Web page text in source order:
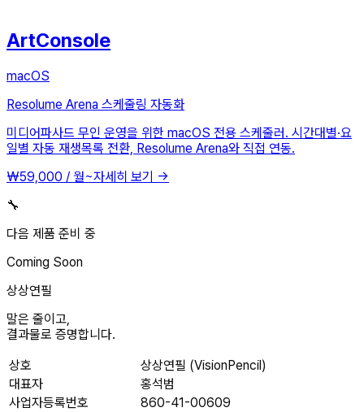
ArtConsole
macOS
Resolume Arena 스케줄링 자동화
미디어파사드 무인 운영을 위한 macOS 전용 스케줄러. 시간대별·요
일별 자동 재생목록 전환, Resolume Arena와 직접 연동.
₩59,000 / 월~자세히 보기 →
🔧
다음 제품 준비 중
Coming Soon
상상연필
말은 줄이고,
결과물로 증명합니다.
상호
상상연필 (VisionPencil)
대표자
홍석범
사업자등록번호
860-41-00609